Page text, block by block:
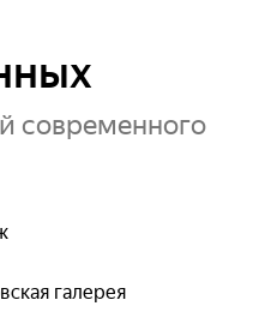
современного
галерея